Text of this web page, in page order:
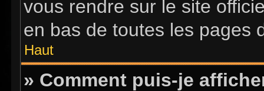
vous rendre sur le site
en bas de toutes les pages
Haut
» Comment puis-je